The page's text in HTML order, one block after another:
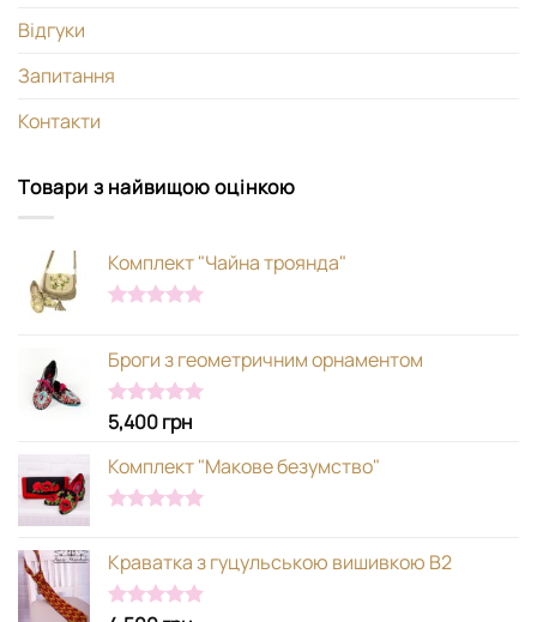
Відгуки
Запитання
Контакти
Товари з найвищою оцінкою
Комплект "Чайна троянда"
Броги з геометричним орнаментом
Оцінено в
з 5
5,400грн
Комплект "Макове безумство"
Краватка з гуцульською вишивкою В2